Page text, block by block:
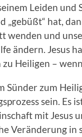
Leiden
„gebüßt“ hat,
wenden und
ändern. Jesus
Heiligen –
Sünder zum
sein. Es
mit Jesus
Veränderung in